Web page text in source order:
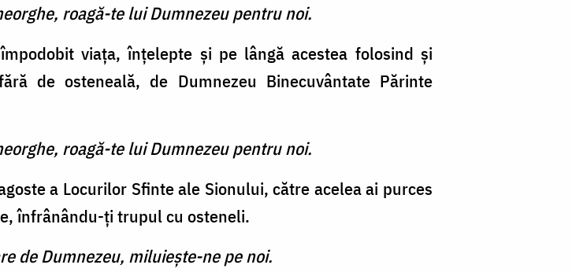
roagă-te lui Dumnezeu pentru noi.
viaţa, înţelepte şi pe lângă acestea folosind şi
de osteneală, de Dumnezeu Binecuvântate Părinte
roagă-te lui Dumnezeu pentru noi.
a Locurilor Sfinte ale Sionului, către acelea ai purces
înfrânându-ţi trupul cu osteneli.
de Dumnezeu, miluieşte-ne pe noi.